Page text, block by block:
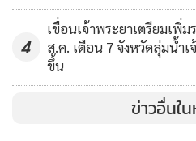
จะต้องเพิ่มมาตรการให้เข้มงวดมา
อย่างไรก็ตามหาก สุดท้ายแล้ว เมื
จำนวนผู้เข้าร่วมงานหรือไม่สามา
สบค.ได้ ก็อาจจะต้องพิจารณายกเ
4
เขื่อนเจ้าพระยาเตรียมเพิ่
ส.ค. เตือน 7 จังหวัดลุ่มน้ำเ
ขึ้น
ข่าวอื่นใ